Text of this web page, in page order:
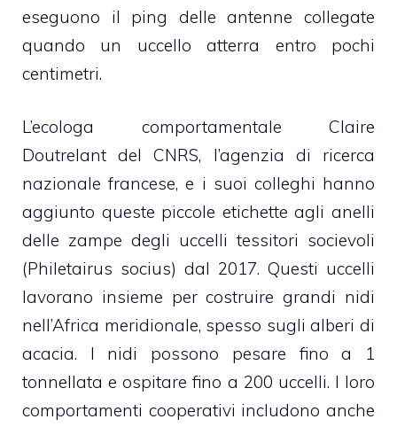
eseguono il ping delle antenne collegate
quando un uccello atterra entro pochi
centimetri.
L’ecologa comportamentale Claire
Doutrelant del CNRS, l’agenzia di ricerca
nazionale francese, e i suoi colleghi hanno
aggiunto queste piccole etichette agli anelli
delle zampe degli uccelli tessitori socievoli
(Philetairus socius) dal 2017. Questi uccelli
lavorano insieme per costruire grandi nidi
nell’Africa meridionale, spesso sugli alberi di
acacia. I nidi possono pesare fino a 1
tonnellata e ospitare fino a 200 uccelli. I loro
comportamenti cooperativi includono anche